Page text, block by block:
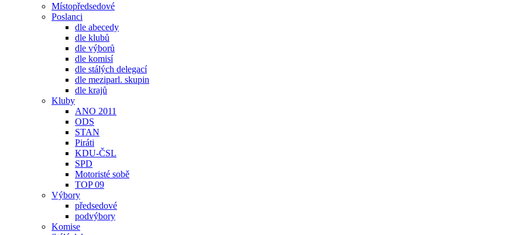
Místopředsedové
Poslanci
dle abecedy
dle klubů
dle výborů
dle komisí
dle stálých delegací
dle meziparl. skupin
dle krajů
Kluby
ANO 2011
ODS
STAN
Piráti
KDU-ČSL
SPD
Motoristé sobě
TOP 09
Výbory
předsedové
podvýbory
Komise